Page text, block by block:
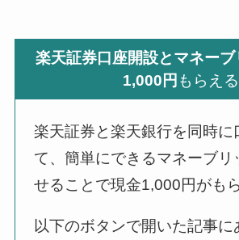
楽天証券口座開設とマネー
1,000円 もらえる
楽天証券と楽天銀行を同時に
て、簡単にできるマネーブリ
せることで現金1,000円がも
以下のボタンで開いた記事に